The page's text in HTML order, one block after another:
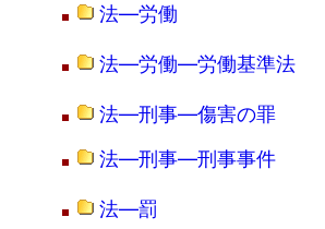
法―労働
法―労働―労働基準法
法―刑事―傷害の罪
法―刑事―刑事事件
法―罰